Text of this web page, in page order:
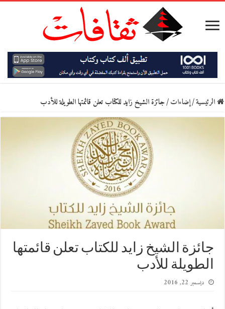
الرئيسية/إضاءات/جائزة الشيخ زايد للكتاب تعلن قائمتها الطويلة للأدب
جائزة الشيخ زايد للكتاب تعلن قائمتها
الطويلة للأدب
ديسمبر 22, 2016